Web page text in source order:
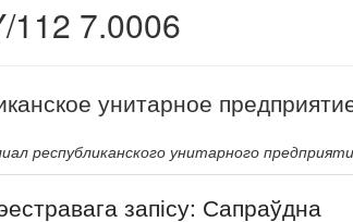
112 7.0006
унитарное
республиканского унитарного
запісу: Сапраўдна